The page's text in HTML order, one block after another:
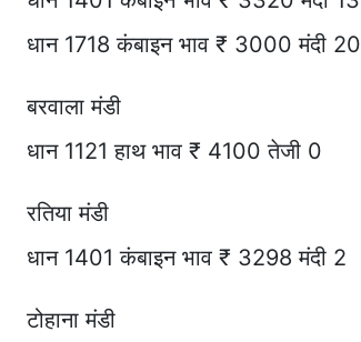
धान 1718 कंबाइन भाव ₹ 3000 मंदी 20
बरवाला मंडी
धान 1121 हाथ भाव ₹ 4100 तेजी 0
रतिया मंडी
धान 1401 कंबाइन भाव ₹ 3298 मंदी 2
टोहाना मंडी